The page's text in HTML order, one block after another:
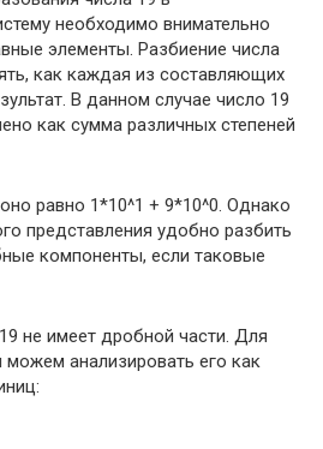
необходимо внимательно
элементы. Разбиение числа
как каждая из составляющих
В данном случае число 19
как сумма различных степеней
равно 1*10^1 + 9*10^0. Однако
представления удобно разбить
компоненты, если таковые
не имеет дробной части. Для
анализировать его как